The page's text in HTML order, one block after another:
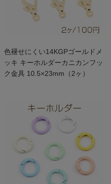
色褪せにくい14KGPゴールドメ
ッキ キーホルダーカニカンフッ
ク金具 10.5×23mm（2ヶ）